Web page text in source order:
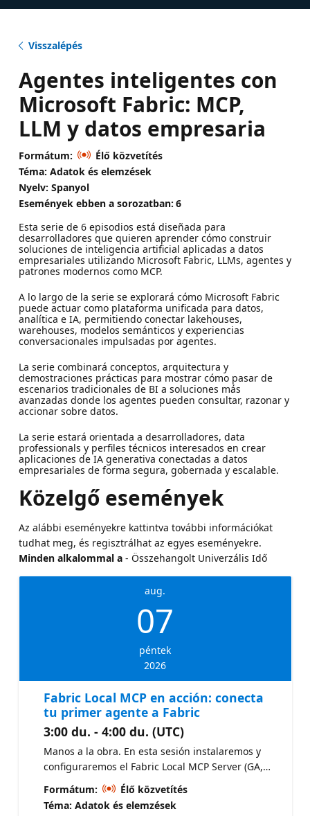
Visszalépés
Agentes inteligentes con
Microsoft Fabric: MCP,
LLM y datos empresaria
Formátum:
Élő közvetítés
Téma: Adatok és elemzések
Nyelv: Spanyol
Események ebben a sorozatban: 6
Esta serie de 6 episodios está diseñada para
desarrolladores que quieren aprender cómo construir
soluciones de inteligencia artificial aplicadas a datos
empresariales utilizando Microsoft Fabric, LLMs, agentes y
patrones modernos como MCP.
A lo largo de la serie se explorará cómo Microsoft Fabric
puede actuar como plataforma unificada para datos,
analítica e IA, permitiendo conectar lakehouses,
warehouses, modelos semánticos y experiencias
conversacionales impulsadas por agentes.
La serie combinará conceptos, arquitectura y
demostraciones prácticas para mostrar cómo pasar de
escenarios tradicionales de BI a soluciones más
avanzadas donde los agentes pueden consultar, razonar y
accionar sobre datos.
La serie estará orientada a desarrolladores, data
professionals y perfiles técnicos interesados en crear
aplicaciones de IA generativa conectadas a datos
empresariales de forma segura, gobernada y escalable.
Közelgő események
Az alábbi eseményekre kattintva további információkat
tudhat meg, és regisztrálhat az egyes eseményekre.
Minden alkalommal a - Összehangolt Univerzális Idő
aug.
07
péntek
2026
Fabric Local MCP en acción: conecta
tu primer agente a Fabric
3:00 du. - 4:00 du. (UTC)
Manos a la obra. En esta sesión instalaremos y
configuraremos el Fabric Local MCP Server (GA,
open-source) y lo conectaremos a un cliente de IA
real: VS Code con GitHub Copilot y Claude
Desktop. Exploraremos las tres categorías de
Formátum:
Élő közvetítés
Téma: Adatok és elemzések